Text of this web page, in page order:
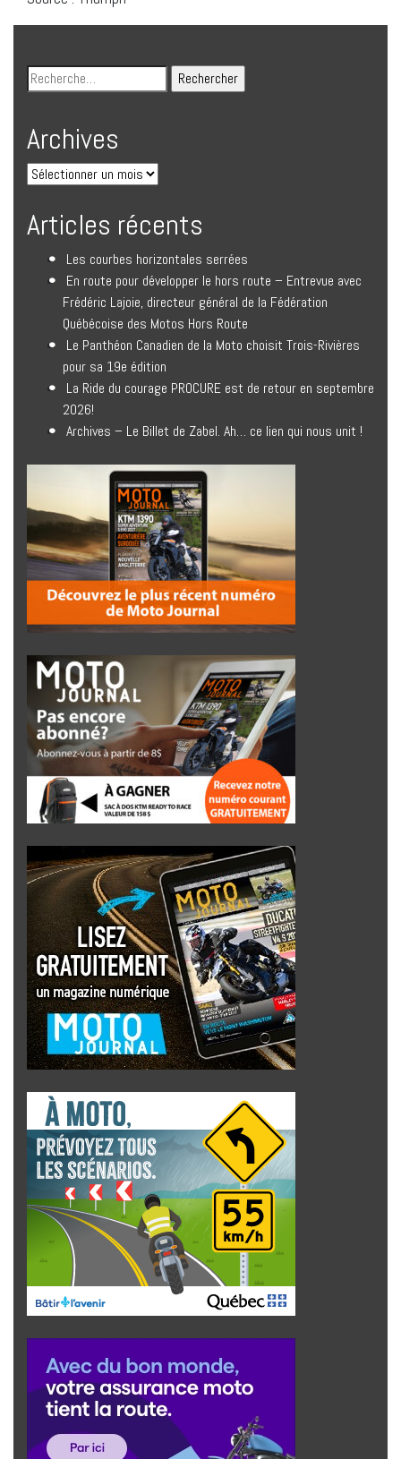
Archives
Articles récents
Les courbes horizontales serrées
En route pour développer le hors route – Entrevue avec
Frédéric Lajoie, directeur général de la Fédération
Québécoise des Motos Hors Route
Le Panthéon Canadien de la Moto choisit Trois-Rivières
pour sa 19e édition
La Ride du courage PROCURE est de retour en septembre
2026!
Archives – Le Billet de Zabel. Ah… ce lien qui nous unit !